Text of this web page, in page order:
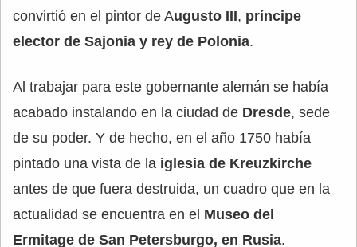
convirtió en el pintor de Augusto III, príncipe
elector de Sajonia y rey de Polonia.
Al trabajar para este gobernante alemán se había
acabado instalando en la ciudad de Dresde, sede
de su poder. Y de hecho, en el año 1750 había
pintado una vista de la iglesia de Kreuzkirche
antes de que fuera destruida, un cuadro que en la
actualidad se encuentra en el Museo del
Ermitage de San Petersburgo, en Rusia.